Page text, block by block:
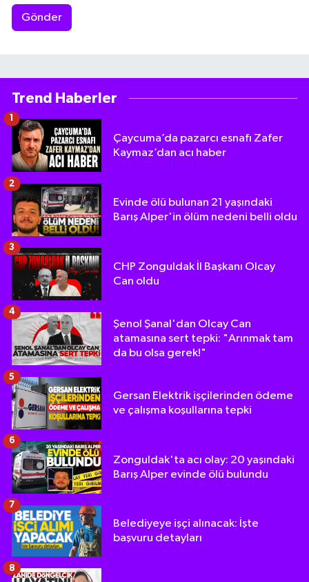
Gönder
Trend Haberler
Çaycuma’da pazarcı esnafı Zafer
Kaymaz’dan acı haber
Evinde ölü bulunan 21 yaşındaki
Barış Alper'in ölüm nedeni belli oldu
2
CHP Zonguldak İl Başkanı Olcay
Can oldu
3
Şenol Şanal'dan Olcay Can
atamasına sert tepki: "Arınmak tam
da bu olsa gerek!"
4
Gersan Elektrik işçilerinden ödeme
ve çalışma koşullarına tepki
5
Zonguldak'ta acı olay: 20 yaşındaki
Barış Alper evinde ölü bulundu
6
Belediyeye işçi alınacak: İşte
başvuru detayları
7
8